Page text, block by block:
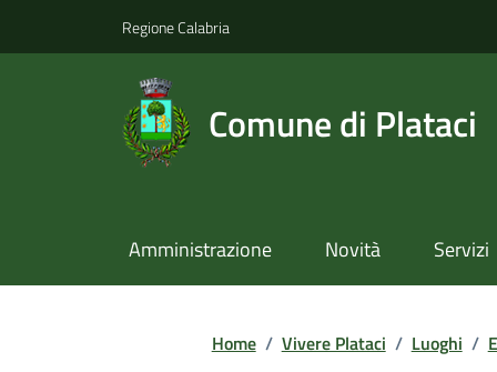
Regione Calabria
Comune di Plataci
Amministrazione Novità Servizi
Home / Vivere Plataci / Luoghi /